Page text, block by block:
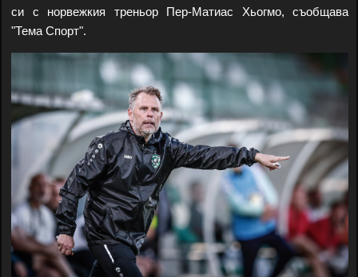
си с норвежкия треньор Пер-Матиас Хьогмо, съобщава
"Тема Спорт".